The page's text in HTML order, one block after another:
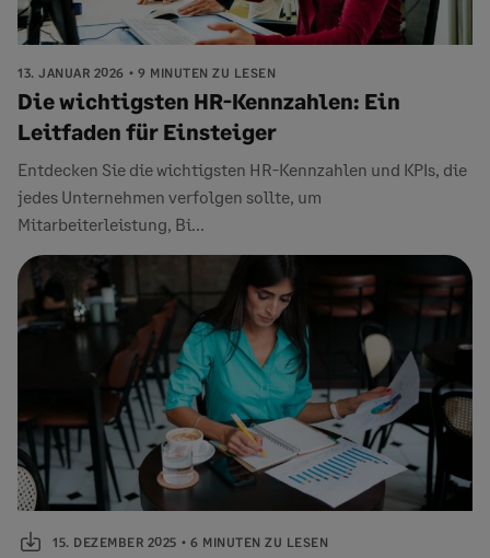
13. JANUAR 2026 9 MINUTEN ZU LESEN
Die wichtigsten HR-Kennzahlen: Ein
Leitfaden für Einsteiger
Entdecken Sie die wichtigsten HR-Kennzahlen und KPIs, die
jedes Unternehmen verfolgen sollte, um
Mitarbeiterleistung, Bi...
15. DEZEMBER 2025 6 MINUTEN ZU LESEN